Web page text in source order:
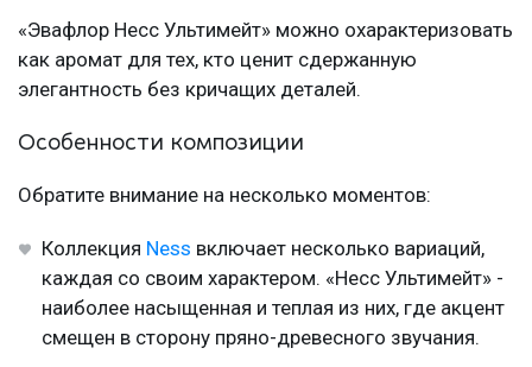
«Эвафлор Несс Ультимейт» можно охарактеризовать
как аромат для тех, кто ценит сдержанную
элегантность без кричащих деталей.
Особенности композиции
Обратите внимание на несколько моментов:
Коллекция Ness включает несколько вариаций,
каждая со своим характером. «Несс Ультимейт» -
наиболее насыщенная и теплая из них, где акцент
смещен в сторону пряно-древесного звучания.